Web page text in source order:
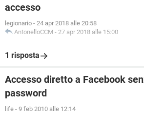
accesso
legionario - 24 apr 2018 alle 20:58
AntonelloCCM - 27 apr 2018 alle 15:00
1 risposta
Accesso diretto a Facebook
password
life - 9 feb 2010 alle 12:14